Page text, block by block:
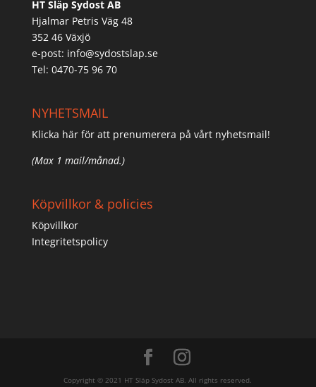
HT Släp Sydost AB
Hjalmar Petris Väg 48
352 46 Växjö
e-post: info@sydostslap.se
Tel: 0470-75 96 70
NYHETSMAIL
Klicka här för att prenumerera på vårt nyhetsmail!
(Max 1 mail/månad.)
Köpvillkor & policies
Köpvillkor
Integritetspolicy
Copyright © 2021 HT Släp Sydost AB. All rights reserved.